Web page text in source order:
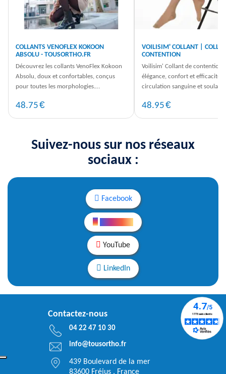
COLLANTS VENOFLEX KOKOON
ABSOLU - TOUSORTHO.FR
Découvrez les collants VenoFlex Kokoon
Absolu, doux et confortables, conçus
pour toutes les morphologies.
TousOrtho.fr
48.75€
VOILISIM' COLLANT |
CONTENTION
Voilisim' Collant de contention
élégance, confort et efficacité.
circulation sanguine et soulage
48.95€
Suivez-nous sur nos réseaux
sociaux :
Facebook
YouTube
LinkedIn
Contactez-nous
04 22 47 10 30
info@tousortho.fr
439 Boulevard de la mer
83600 Fréjus , France